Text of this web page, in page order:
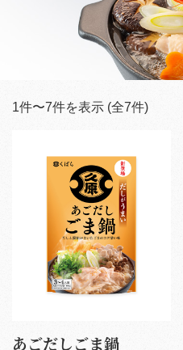
1件〜7件を表示 (全7件)
あごだしごま鍋